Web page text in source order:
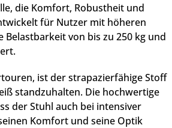
die Komfort, Robustheit und
für Nutzer mit höheren
von bis zu 250 kg und
ist der strapazierfähige Stoff
standzuhalten. Die hochwertige
der Stuhl auch bei intensiver
Komfort und seine Optik